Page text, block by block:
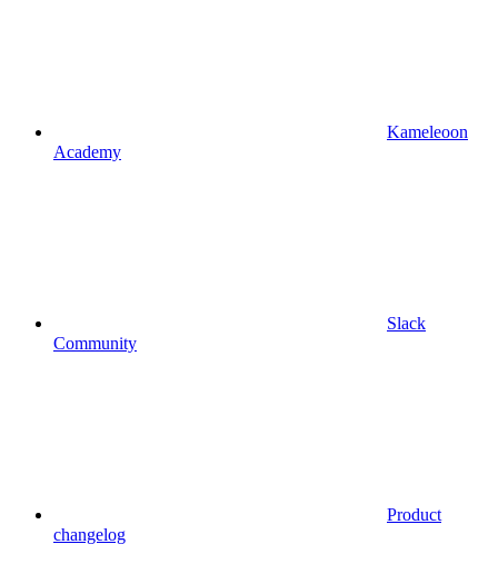
Kameleoon
Academy
Slack
Community
Product
changelog